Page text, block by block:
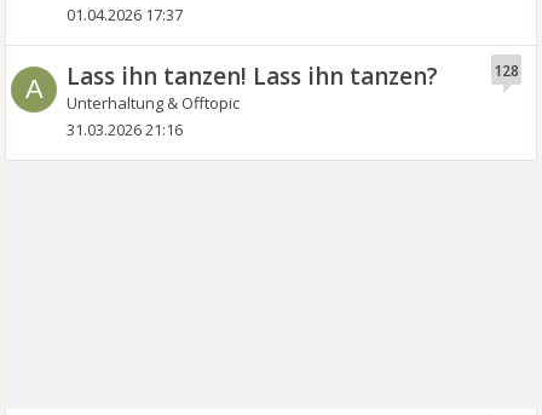
01.04.2026 17:37
A Lass ihn tanzen! Lass ihn tanzen?
Unterhaltung & Offtopic
128
31.03.2026 21:16